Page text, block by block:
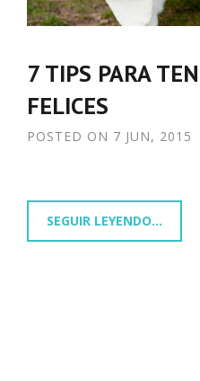
7 TIPS PARA
FELICES
POSTED ON 7 JUN, 2015
SEGUIR LEYENDO...